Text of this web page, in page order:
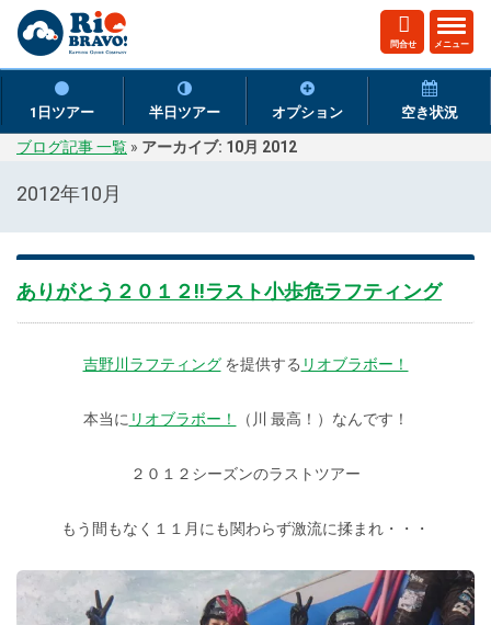
ト
グ
ナ
ビ
メニュー
問合せ
1日ツアー 半日ツアー オプション 空き状況
ブログ記事 一覧 » アーカイブ: 10月 2012
2012年10月
ありがとう２０１２!!ラスト小歩危ラフティング
吉野川ラフティングを提供する リオブラボー！
本当に リオブラボー！ （川 最高！）なんです！
２０１２シーズンのラストツアー
もう間もなく１１月にも関わらず激流に揉まれ・・・